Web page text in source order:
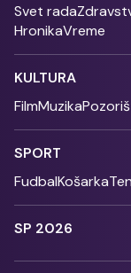
Svet rada
HronikaVreme
KULTURA
FilmMuzika
SPORT
FudbalKošarka
SP 2026